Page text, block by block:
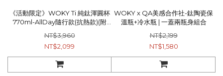
《活動限定》WOKY Ti 純鈦渾圓杯
770ml-AllDay隨行款(抗熱款)(附
Tritan扭扭彈跳粗吸管) + 透明瓶
800ml x1
NT$3,960
NT$2,099
WOKY x QA美感合作社-鈦陶瓷保
溫瓶+冷水瓶 | 一蓋兩瓶身組合
NT$2,199
NT$1,580